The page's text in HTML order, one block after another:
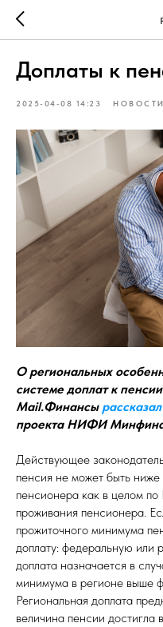
Доплаты к
2025-04-08 14:23 НОВОСТИ
О региональных
системе доплат к
Mail.Финансы рассказал
проекта НИФИ
Действующее
пенсия не может быть
пенсионера как в целом по
проживания пенсионера.
прожиточного минимума
доплату: федеральную или
доплата назначается в
минимума в регионе выше
Региональная доплата
величина пенсии